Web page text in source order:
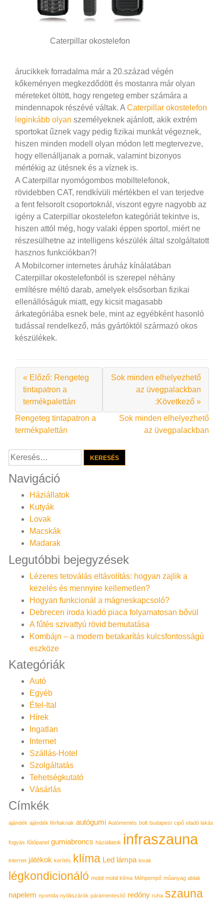
Caterpillar okostelefon
árucikkek forradalma már a 20.század végén
kőkeményen megkezdődött és mostanra már olyan
méreteket öltött, hogy rengeteg ember számára a
mindennapok részévé váltak. A Caterpillar okostelefon
leginkább olyan személyeknek ajánlott, akik extrém
sportokat űznek vagy pedig fizikai munkát végeznek,
hiszen minden modell olyan módon lett megtervezve,
hogy ellenálljanak a pornak, valamint bizonyos
mértékig az ütésnek és a víznek is.
A Caterpillar nyomógombos mobiltelefonok,
rövidebben CAT, rendkívüli mértékben el van terjedve
a fent felsorolt csoportoknál, viszont egyre nagyobb az
igény a Caterpillar okostelefon kategóriát tekintve is,
hiszen attól még, hogy valaki éppen sportol, miért ne
részesülhetne az intelligens készülék által szolgáltatott
hasznos funkciókban?!
A Mobilcorner internetes áruház kínálatában
Caterpillar okostelefonból is szerepel néhány
említésre méltó darab, amelyek elsősorban fizikai
ellenállóságuk miatt, egy kicsit magasabb
árkategóriába esnek bele, mint az egyébként hasonló
tudással rendelkező, más gyártóktól származó okos
készülékek.
« Előző: Rengeteg
tintapatron a
termékpalettán
Sok minden elhelyezhető
az üvegpalackban
:Következő »
Bejegyzés
navigáció
Rengeteg tintapatron a
termékpalettán
Sok minden elhelyezhető
az üvegpalackban
Keresés:
Navigáció
Háziállatok
Kutyák
Lovak
Macskák
Madarak
Legutóbbi bejegyzések
Lézeres tetoválás eltávolítás: hogyan zajlik a
kezelés és mennyire kellemetlen?
Hogyan funkcionál a mágneskapcsoló?
Debrecen iroda kiadó piaca folyamatosan bővül
A fűtés szivattyú rövid bemutatása
Kombájn – a modern betakarítás kulcsfontosságú
eszköze
Kategóriák
Autó
Egyéb
Étel-Ital
Hírek
Ingatlan
Internet
Szállás-Hotel
Szolgáltatás
Tehetségkutató
Vásárlás
Címkék
ajándék ajándék férfiaknak autógumi Autómentés bolt budapest cipő eladó lakás
fogyás fűtőpanel gumiabroncs háziállatok infraszauna
internet játékok kerítés klíma Led lámpa lovak
légkondicionáló mobil mobil klíma Méhpempő műanyag ablak
napelem nyomda nyílászárók páramentesítő redőny ruha szauna